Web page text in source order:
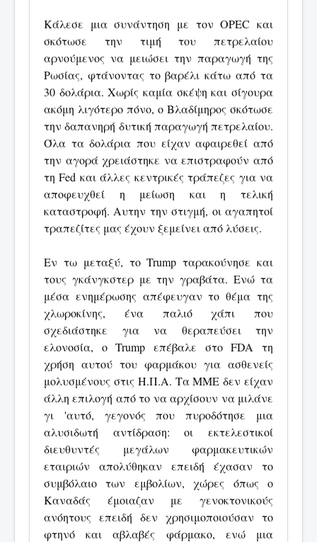
Κάλεσε μια συνάντηση με τον OPEC και
σκότωσε την τιμή του πετρελαίου
αρνούμενος να μειώσει την παραγωγή της
Ρωσίας, φτάνοντας το βαρέλι κάτω από τα
30 δολάρια. Χωρίς καμία σκέψη και σίγουρα
ακόμη λιγότερο πόνο, ο Βλαδίμηρος σκότωσε
την δαπανηρή δυτική παραγωγή πετρελαίου.
Όλα τα δολάρια που είχαν αφαιρεθεί από
την αγορά χρειάστηκε να επιστραφούν από
τη Fed και άλλες κεντρικές τράπεζες για να
αποφευχθεί η μείωση και η τελική
καταστροφή. Αυτην την στιγμή, οι αγαπητοί
τραπεζίτες μας έχουν ξεμείνει από λύσεις.
Εν τω μεταξύ, το Trump ταρακούνησε και
τους γκάνγκστερ με την γραβάτα. Ενώ τα
μέσα ενημέρωσης απέφευγαν το θέμα της
χλωροκίνης, ένα παλιό χάπι που
σχεδιάστηκε για να θεραπεύσει την
ελονοσία, ο Trump επέβαλε στο FDA τη
χρήση αυτού του φαρμάκου για ασθενείς
μολυσμένους στις Η.Π.Α. Τα ΜΜΕ δεν είχαν
άλλη επιλογή από το να αρχίσουν να μιλάνε
γι 'αυτό, γεγονός που πυροδότησε μια
αλυσιδωτή αντίδραση: οι εκτελεστικοί
διευθυντές μεγάλων φαρμακευτικών
εταιριών απολύθηκαν επειδή έχασαν το
συμβόλαιο των εμβολίων, χώρες όπως ο
Καναδάς έμοιαζαν με γενοκτονικούς
ανόητους επειδή δεν χρησιμοποιούσαν το
φτηνό και αβλαβές φάρμακο, ενώ μια